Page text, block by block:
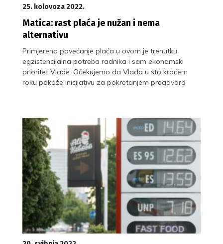
25. kolovoza 2022.
Matica: rast plaća je nužan i nema
alternativu
Primjereno povećanje plaća u ovom je trenutku
egzistencijalna potreba radnika i sam ekonomski
prioritet Vlade. Očekujemo da Vlada u što kraćem
roku pokaže inicijativu za pokretanjem pregovora